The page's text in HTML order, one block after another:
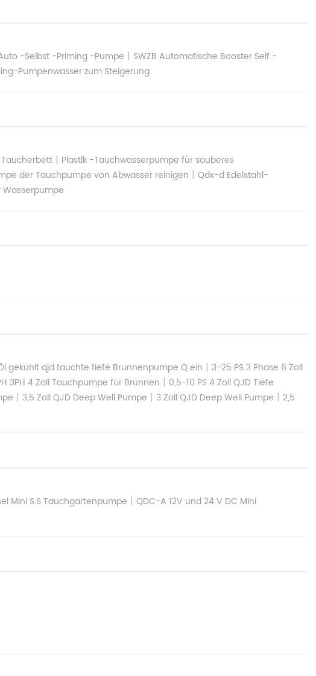
-Selbst -Priming -Pumpe | SWZB Automatische Booster Self -
Pumpenwasser zum Steigerung
| Plastik -Tauchwasserpumpe für sauberes
der Tauchpumpe von Abwasser reinigen | Qdx-d Edelstahl-
gekühlt qjd tauchte tiefe Brunnenpumpe Q ein | 3-25 PS 3 Phase 6 Zoll
3PH 4 Zoll Tauchpumpe für Brunnen | 0,5-10 PS 4 Zoll QJD Tiefe
| 3,5 Zoll QJD Deep Well Pumpe | 3 Zoll QJD Deep Well Pumpe | 2,5
Mini S.S Tauchgartenpumpe | QDC-A 12V und 24 V DC Mini